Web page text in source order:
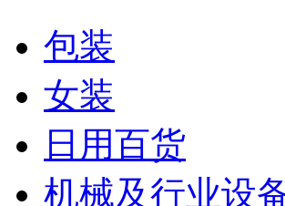
包装
女装
日用百货
机械及行业设